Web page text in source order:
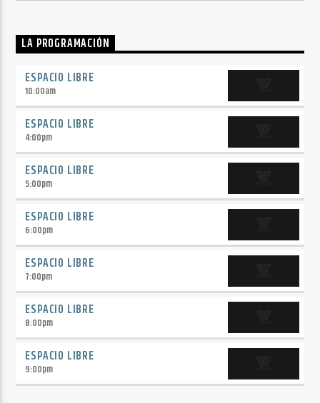
LA PROGRAMACIÓN
ESPACIO LIBRE
10:00am
ESPACIO LIBRE
4:00pm
ESPACIO LIBRE
5:00pm
ESPACIO LIBRE
6:00pm
ESPACIO LIBRE
7:00pm
ESPACIO LIBRE
8:00pm
ESPACIO LIBRE
9:00pm